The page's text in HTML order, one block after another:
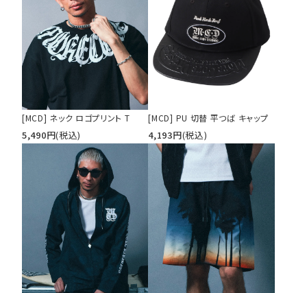
カラー
tune 絞り込んで検索する
[MCD] ネック ロゴプリント T
5,490円(税込)
[MCD] PU 切替 平つば キャップ
4,193円(税込)